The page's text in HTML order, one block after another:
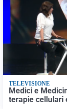
TELEVISIONE
Medici e
terapie cellulari